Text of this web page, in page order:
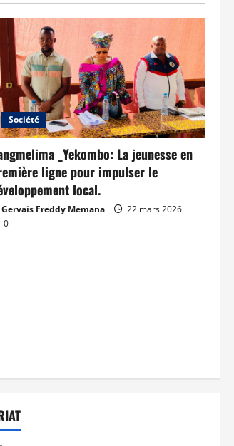
Société
_Yekombo: La jeunesse en
ligne pour impulser le
local.
Gervais Freddy Memana
22 mars 2026
0